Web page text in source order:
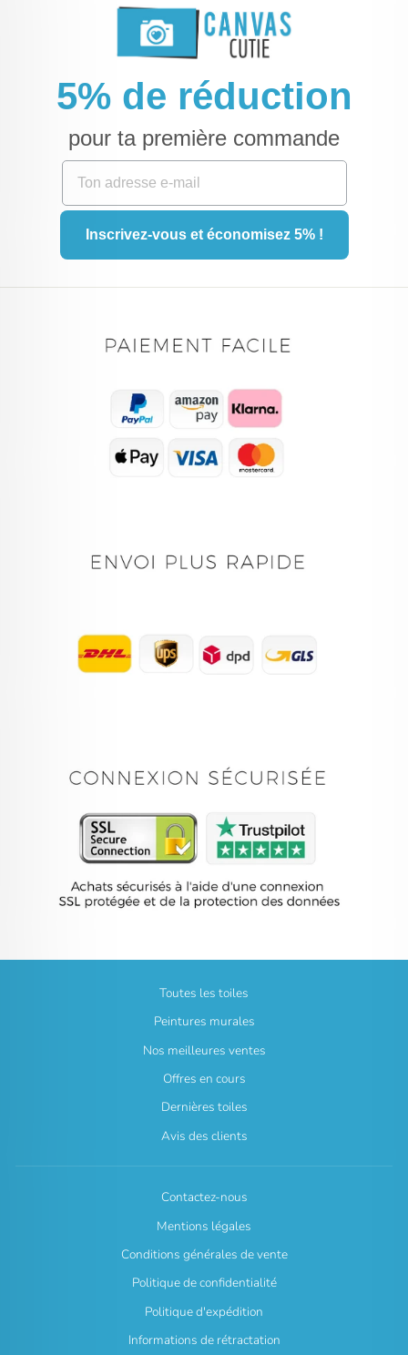
5% de réduction
pour ta première commande
Inscrivez-vous et économisez 5% !
Toutes les toiles
Peintures murales
Nos meilleures ventes
Offres en cours
Dernières toiles
Avis des clients
Contactez-nous
Mentions légales
Conditions générales de vente
Politique de confidentialité
Politique d'expédition
Informations de rétractation